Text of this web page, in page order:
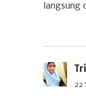
langsung
22